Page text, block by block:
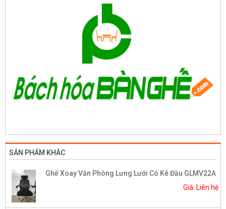
SẢN PHẨM KHÁC
Ghế Xoay Văn Phòng Lưng Lưới Có Kê Đầu GLMV22A
Giá: Liên hệ